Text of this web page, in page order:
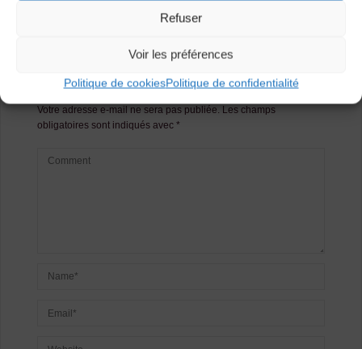
Refuser
Voir les préférences
Politique de cookiesPolitique de confidentialité
Laisser un
commentaire
Votre adresse e-mail ne sera pas publiée. Les champs
obligatoires sont indiqués avec *